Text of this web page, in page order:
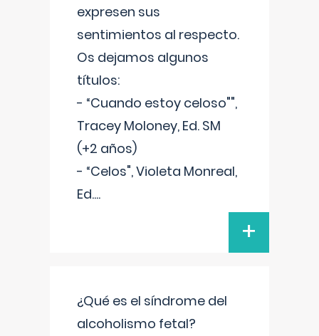
expresen sus
sentimientos al respecto.
Os dejamos algunos
títulos:
- “Cuando estoy celoso"",
Tracey Moloney, Ed. SM
(+2 años)
- “Celos", Violeta Monreal,
Ed....
+
¿Qué es el síndrome del
alcoholismo fetal?